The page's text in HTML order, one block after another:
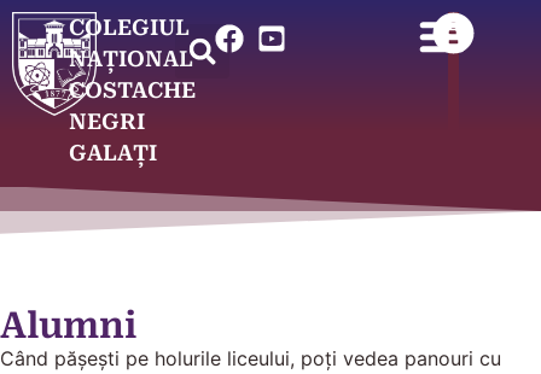
COLEGIUL
NAȚIONAL
COSTACHE
NEGRI
GALAȚI
Alumni
Când pășești pe holurile liceului, poți vedea panouri cu